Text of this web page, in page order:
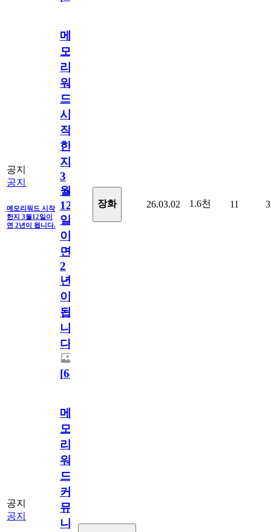
공지
공지
메모리워드 시작
한지 3월12일이
면 2년이 됩니다.
메
모
리
워
드
시
작
한
지
3
월
12
일
이
면
2
년
이
됩
니
다.
[64
장화 26.03.02 1.6천 11 3
공지
공지
메
모
리
워
드
커
뮤
니